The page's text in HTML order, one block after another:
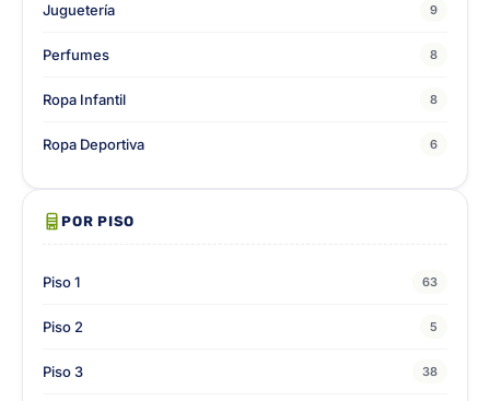
Juguetería 9
Perfumes 8
Ropa Infantil 8
Ropa Deportiva 6
POR PISO
Piso 1 63
Piso 2 5
Piso 3 38